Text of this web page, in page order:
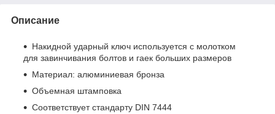
Описание
Накидной ударный ключ используется с молотком
для завинчивания болтов и гаек больших размеров
Материал: алюминиевая бронза
Объемная штамповка
Соответствует стандарту DIN 7444